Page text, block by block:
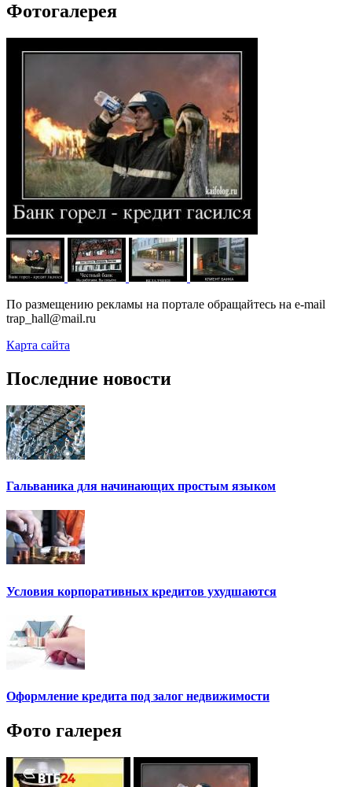
Фотогалерея
По размещению рекламы на портале обращайтесь на e-mail
trap_hall@mail.ru
Карта сайта
Последние новости
Гальваника для начинающих простым языком
Условия корпоративных кредитов ухудшаются
Оформление кредита под залог недвижимости
Фото галерея